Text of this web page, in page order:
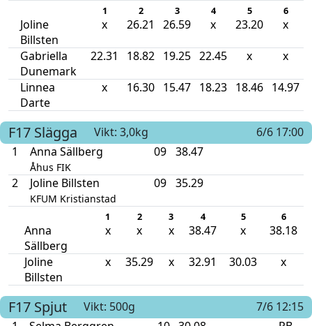
1 2 3 4 5 6
Joline
Billsten
x 26.21 26.59 x 23.20 x
Gabriella
Dunemark
22.31 18.82 19.25 22.45 x x
Linnea
Darte
x 16.30 15.47 18.23 18.46 14.97
F17 Slägga Vikt: 3,0kg
6/6 17:00
1
Anna Sällberg
Åhus FIK
09 38.47
2 Joline Billsten
KFUM Kristianstad
09 35.29
1 2 3 4 5 6
Anna
Sällberg
x x x 38.47 x 38.18
Joline
Billsten
x 35.29 x 32.91 30.03 x
F17 Spjut Vikt: 500g
7/6 12:15